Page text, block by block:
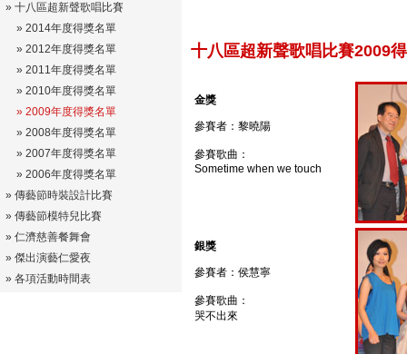
» 十八區超新聲歌唱比賽
» 2014年度得獎名單
» 2012年度得獎名單
» 2011年度得獎名單
» 2010年度得獎名單
» 2009年度得獎名單
» 2008年度得獎名單
» 2007年度得獎名單
» 2006年度得獎名單
» 傳藝節時裝設計比賽
» 傳藝節模特兒比賽
» 仁濟慈善餐舞會
» 傑出演藝仁愛夜
» 各項活動時間表
十八區超新聲歌唱比賽2009
金獎
參賽者：黎曉陽
參賽歌曲：
Sometime when we touch
銀獎
參賽者：侯慧寧
參賽歌曲：
哭不出來